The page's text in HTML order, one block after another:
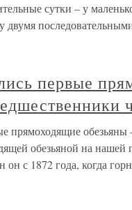
сутки – у
двумя
первые
прямоходящие
обезьяной на
с 1872 года, когда